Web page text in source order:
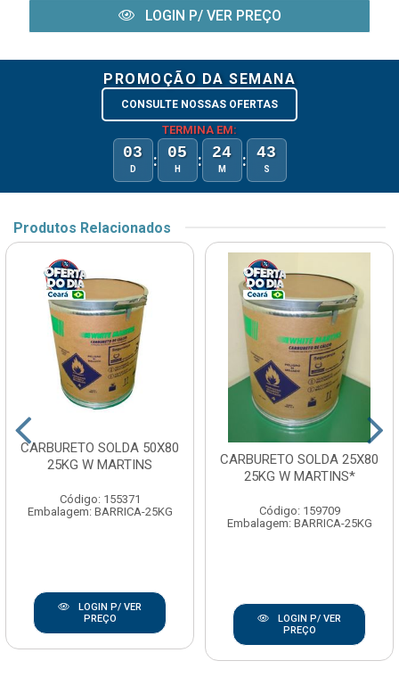
LOGIN P/ VER PREÇO
PROMOÇÃO DA SEMANA
CONSULTE NOSSAS OFERTAS
TERMINA EM:
03
D : 05
H : 24
M : 43
S
Produtos Relacionados
CARBURETO SOLDA 50X80
25KG W MARTINS
Código: 155371
Embalagem: BARRICA-25KG
LOGIN P/ VER
PREÇO
CARBURETO SOLDA 25X80
25KG W MARTINS*
Código: 159709
Embalagem: BARRICA-25KG
LOGIN P/ VER
PREÇO